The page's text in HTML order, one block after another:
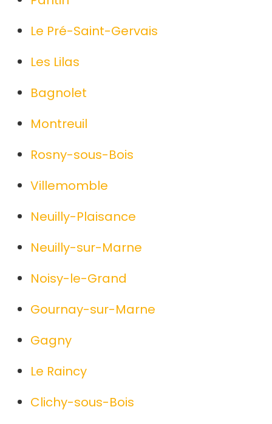
Le Pré-Saint-Gervais
Les Lilas
Bagnolet
Montreuil
Rosny-sous-Bois
Villemomble
Neuilly-Plaisance
Neuilly-sur-Marne
Noisy-le-Grand
Gournay-sur-Marne
Gagny
Le Raincy
Clichy-sous-Bois